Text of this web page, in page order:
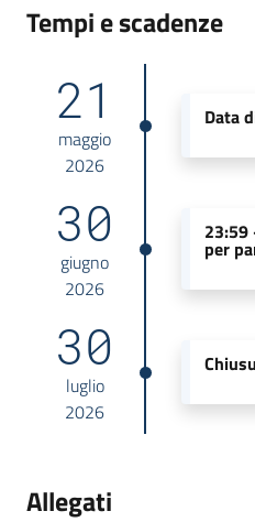
Tempi e scadenze
21
maggio
2026
Data
30
giugno
2026
23:59
per
30
luglio
2026
Allegati